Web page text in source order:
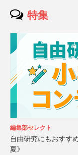
特集
編集部セレクト
自由研究にもおすす
夏》